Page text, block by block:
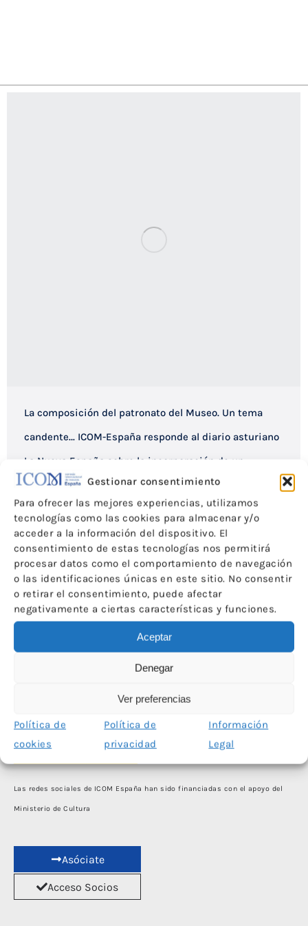
Gestionar consentimiento
Para ofrecer las mejores experiencias, utilizamos
tecnologías como las cookies para almacenar y/o
acceder a la información del dispositivo. El
consentimiento de estas tecnologías nos permitirá
procesar datos como el comportamiento de navegación
o las identificaciones únicas en este sitio. No consentir
o retirar el consentimiento, puede afectar
negativamente a ciertas características y funciones.
Aceptar
Denegar
Ver preferencias
Política de
cookies
Política de
privacidad
Información
Legal
La composición del patronato del Museo. Un tema
candente… ICOM-España responde al diario asturiano
La Nueva España sobre la incorporación de un
galerista en el patronato y en el tribunal de oposicion
del Museo de Bellas Artes de Asturias
Noticias PorICOM-CE 20 de febrero de 2013
Las redes sociales de ICOM España han sido financiadas con el apoyo del
Ministerio de Cultura
Asóciate
Acceso Socios